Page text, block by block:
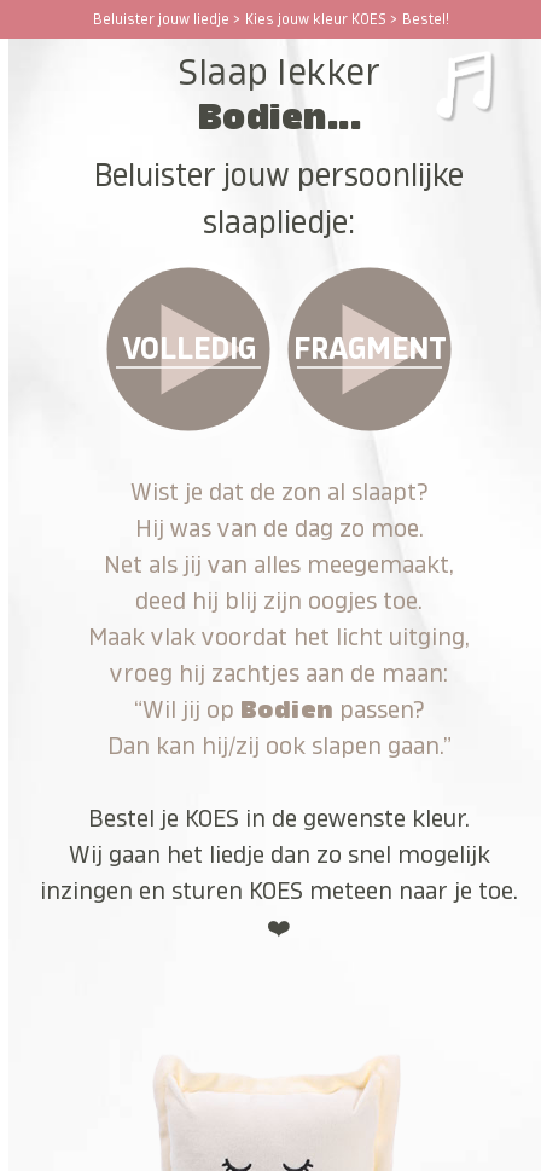
Beluister jouw liedje > Kies jouw kleur KOES > Bestel!
Open
Close
Slaap lekker
Bodien...
Beluister jouw persoonlijke
slaapliedje:
VOLLEDIG FRAGMENT
Wist je dat de zon al slaapt?
Hij was van de dag zo moe.
Net als jij van alles meegemaakt,
deed hij blij zijn oogjes toe.
Maak vlak voordat het licht uitging,
vroeg hij zachtjes aan de maan:
“Wil jij op Bodien passen?
Dan kan hij/zij ook slapen gaan.”
Bestel je KOES in de gewenste kleur.
Wij gaan het liedje dan zo snel mogelijk
inzingen en sturen KOES meteen naar je toe.
❤️